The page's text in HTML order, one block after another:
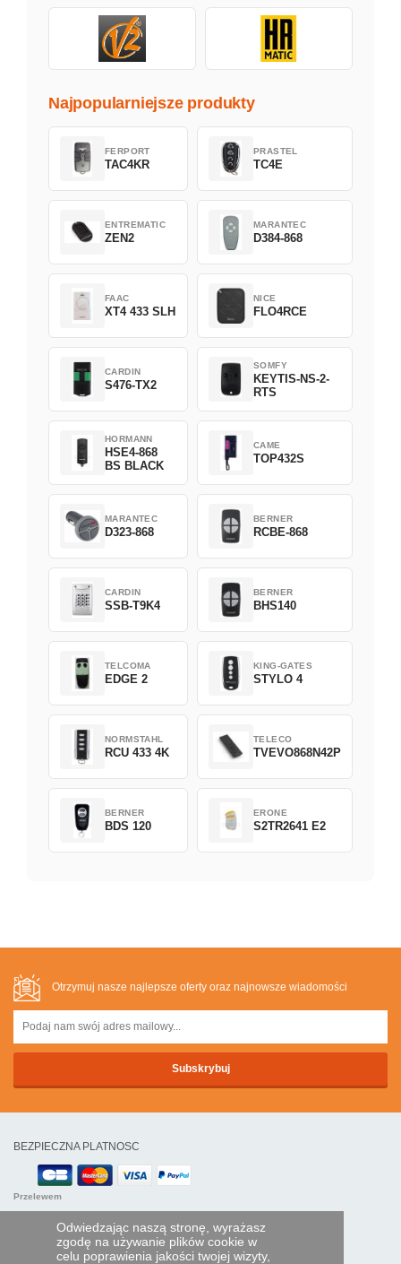
Odwiedzając naszą stronę, wyrażasz
zgodę na używanie plików cookie w
celu poprawienia jakości twojej wizyty,
Najpopularniejsze produkty
FERPORT
TAC4KR
PRASTEL
TC4E
ENTREMATIC
ZEN2
MARANTEC
D384-868
FAAC
XT4 433 SLH
NICE
FLO4RCE
CARDIN
S476-TX2
SOMFY
KEYTIS-NS-2-
RTS
HORMANN
HSE4-868
BS BLACK
CAME
TOP432S
MARANTEC
D323-868
BERNER
RCBE-868
CARDIN
SSB-T9K4
BERNER
BHS140
TELCOMA
EDGE 2
KING-GATES
STYLO 4
NORMSTAHL
RCU 433 4K
TELECO
TVEVO868N42P
BERNER
BDS 120
ERONE
S2TR2641 E2
Otrzymuj nasze najlepsze oferty oraz najnowsze wiadomości
BEZPIECZNA PLATNOSC
Przelewem
POMOC I USŁUGI
Śledź swoje zamówienie